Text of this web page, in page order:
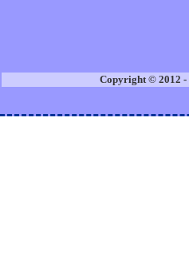
Copyright © 2012 -